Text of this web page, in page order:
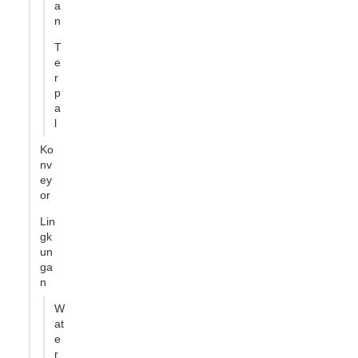
a
n
T
e
r
p
a
l
Ko
nv
ey
or
Lin
gk
un
ga
n
W
at
e
r